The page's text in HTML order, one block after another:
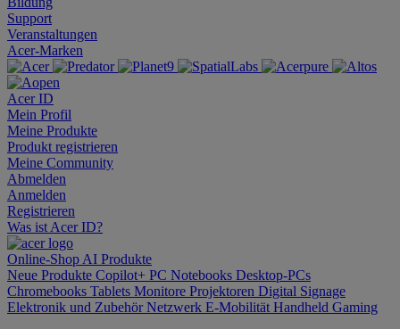
Support
Veranstaltungen
Acer-Marken
Acer ID
Mein Profil
Meine Produkte
Produkt registrieren
Meine Community
Abmelden
Anmelden
Registrieren
Was ist Acer ID?
Online-Shop AI Produkte
Neue Produkte Copilot+ PC Notebooks Desktop-PCs
Chromebooks Tablets Monitore Projektoren Digital Signage
Elektronik und ZubehörNetzwerk E-Mobilität Handheld Gaming